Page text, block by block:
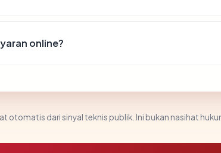
online?
otomatis dari sinyal teknis publik. Ini bukan nasihat